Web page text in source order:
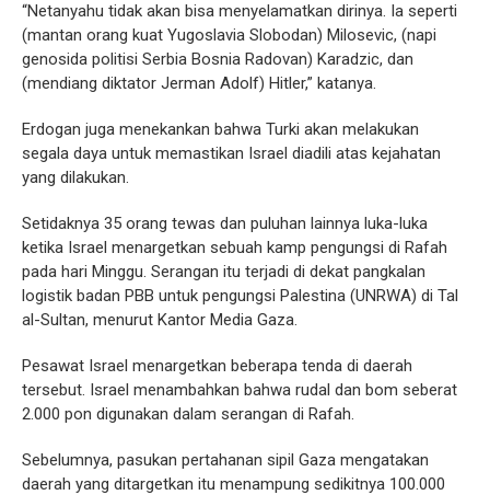
“Netanyahu tidak akan bisa menyelamatkan dirinya. Ia seperti
(mantan orang kuat Yugoslavia Slobodan) Milosevic, (napi
genosida politisi Serbia Bosnia Radovan) Karadzic, dan
(mendiang diktator Jerman Adolf) Hitler,” katanya.
Erdogan juga menekankan bahwa Turki akan melakukan
segala daya untuk memastikan Israel diadili atas kejahatan
yang dilakukan.
Setidaknya 35 orang tewas dan puluhan lainnya luka-luka
ketika Israel menargetkan sebuah kamp pengungsi di Rafah
pada hari Minggu. Serangan itu terjadi di dekat pangkalan
logistik badan PBB untuk pengungsi Palestina (UNRWA) di Tal
al-Sultan, menurut Kantor Media Gaza.
Pesawat Israel menargetkan beberapa tenda di daerah
tersebut. Israel menambahkan bahwa rudal dan bom seberat
2.000 pon digunakan dalam serangan di Rafah.
Sebelumnya, pasukan pertahanan sipil Gaza mengatakan
daerah yang ditargetkan itu menampung sedikitnya 100.000